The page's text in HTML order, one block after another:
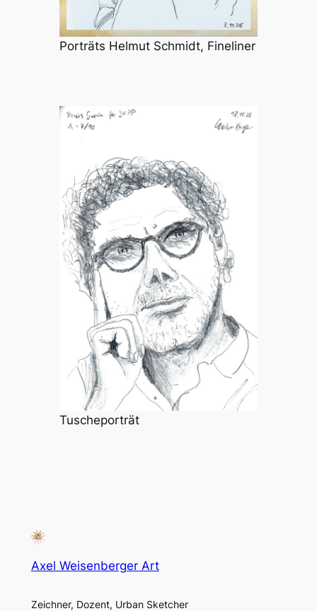
Porträts Helmut Schmidt, Fineliner
Tuscheporträt
Axel Weisenberger Art
Zeichner, Dozent, Urban Sketcher